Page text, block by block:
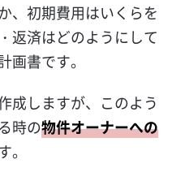
、初期費用はいくらを
返済はどのようにして
画書です。
成しますが、このよう
時の物件オーナーへの
。